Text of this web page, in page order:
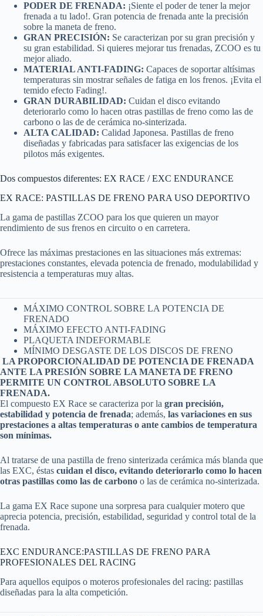
PODER DE FRENADA: ¡Siente el poder de tener la mejor
frenada a tu lado!. Gran potencia de frenada ante la precisión
sobre la maneta de freno.
GRAN PRECISIÓN: Se caracterizan por su gran precisión y
su gran estabilidad. Si quieres mejorar tus frenadas, ZCOO es tu
mejor aliado.
MATERIAL ANTI-FADING: Capaces de soportar altísimas
temperaturas sin mostrar señales de fatiga en los frenos. ¡Evita el
temido efecto Fading!.
GRAN DURABILIDAD: Cuidan el disco evitando
deteriorarlo como lo hacen otras pastillas de freno como las de
carbono o las de de cerámica no-sinterizada.
ALTA CALIDAD: Calidad Japonesa. Pastillas de freno
diseñadas y fabricadas para satisfacer las exigencias de los
pilotos más exigentes.
Dos compuestos diferentes: EX RACE / EXC ENDURANCE
EX RACE: PASTILLAS DE FRENO PARA USO DEPORTIVO
La gama de pastillas ZCOO para los que quieren un mayor
rendimiento de sus frenos en circuito o en carretera.
Ofrece las máximas prestaciones en las situaciones más extremas:
prestaciones constantes, elevada potencia de frenado, modulabilidad y
resistencia a temperaturas muy altas.
MÁXIMO CONTROL SOBRE LA POTENCIA DE
FRENADO
MÁXIMO EFECTO ANTI-FADING
PLAQUETA INDEFORMABLE
MÍNIMO DESGASTE DE LOS DISCOS DE FRENO
LA PROPORCIONALIDAD DE POTENCIA DE FRENADA
ANTE LA PRESIÓN SOBRE LA MANETA DE FRENO
PERMITE UN CONTROL ABSOLUTO SOBRE LA
FRENADA.
El compuesto EX Race se caracteriza por la gran precisión,
estabilidad y potencia de frenada; además, las variaciones en sus
prestaciones a altas temperaturas o ante cambios de temperatura
son mínimas.
Al tratarse de una pastilla de freno sinterizada cerámica más blanda que
las EXC, éstas cuidan el disco, evitando deteriorarlo como lo hacen
otras pastillas como las de carbono o las de cerámica no-sinterizada.
La gama EX Race supone una sorpresa para cualquier motero que
aprecia potencia, precisión, estabilidad, seguridad y control total de la
frenada.
EXC ENDURANCE:PASTILLAS DE FRENO PARA
PROFESIONALES DEL RACING
Para aquellos equipos o moteros profesionales del racing: pastillas
diseñadas para la alta competición.